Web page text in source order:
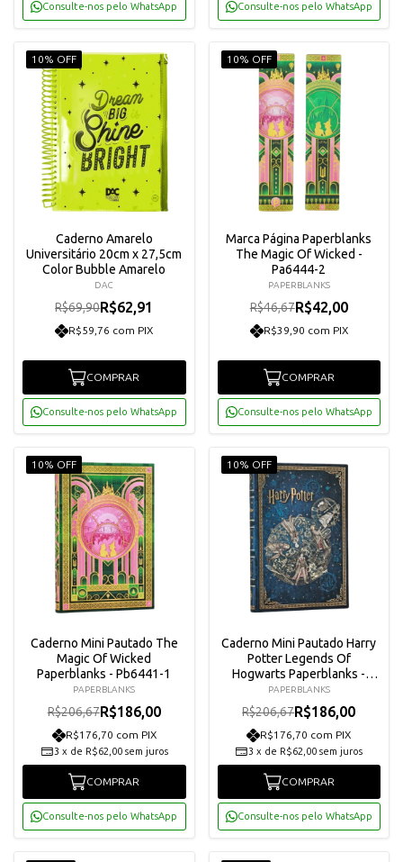
Consulte-nos pelo WhatsApp Consulte-nos pelo WhatsApp
10% OFF
Caderno Amarelo
Universitário 20cm x 27,5cm
Color Bubble Amarelo
DAC
R$69,90R$62,91
R$59,76 com PIX
COMPRAR
Consulte-nos pelo WhatsApp
10% OFF
Marca Página Paperblanks
The Magic Of Wicked -
Pa6444-2
PAPERBLANKS
R$46,67R$42,00
R$39,90 com PIX
COMPRAR
Consulte-nos pelo WhatsApp
10% OFF
Caderno Mini Pautado The
Magic Of Wicked
Paperblanks - Pb6441-1
PAPERBLANKS
R$206,67R$186,00
R$176,70 com PIX
3 x de R$62,00 sem juros
COMPRAR
Consulte-nos pelo WhatsApp
10% OFF
Caderno Mini Pautado Harry
Potter Legends Of
Hogwarts Paperblanks -
Pb6523-4
PAPERBLANKS
R$206,67R$186,00
R$176,70 com PIX
3 x de R$62,00 sem juros
COMPRAR
Consulte-nos pelo WhatsApp